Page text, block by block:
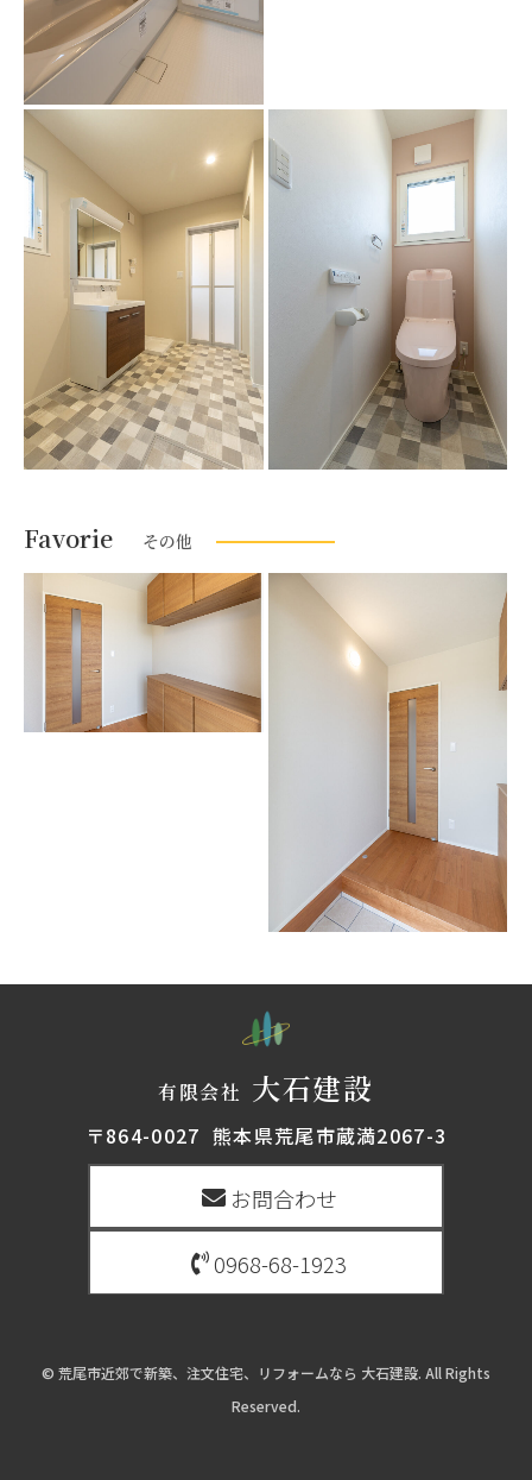
Favorie その他
有限会社 大石建設
〒864-0027 熊本県荒尾市蔵満2067-3
お問合わせ
0968-68-1923
© 荒尾市近郊で新築、注文住宅、リフォームなら 大石建設. All Rights
Reserved.